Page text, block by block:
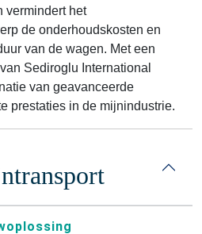
vermindert het
de onderhoudskosten en
van de wagen. Met een
Sediroglu International
van geavanceerde
prestaties in de mijnindustrie.